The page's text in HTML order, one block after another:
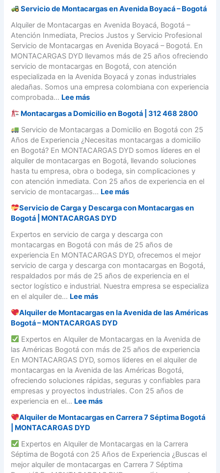
d
o
m
p
a
r
o
a
a
r
a
u
p
o
e
c
t
o
e
n
o
a
g
a
s
e
n
B
o
o
á
?
G
u
í
a
a
a
s
o
M
o
n
t
a
c
a
r
s
n
A
v
e
n
i
d
a
6
,
B
o
g
o
t
á
–
¡
s
t
a
m
o
s
C
e
r
a
y
L
S
e
v
i
c
i
o
d
m
o
n
t
a
c
a
r
a
s
n
l
a
A
v
e
n
i
d
C
a
l
l
e
1
3
|
B
g
o
t
Servicio de Montacargas en Avenida Boyacá – Bogotá
Alquiler de Montacargas en Avenida Boyacá, Bogotá –
Atención Inmediata, Precios Justos y Servicio Profesional
Servicio de Montacargas en Avenida Boyacá – Bogotá. En
MONTACARGAS DYD llevamos más de 25 años ofreciendo
servicio de montacargas en Bogotá, con atención
especializada en la Avenida Boyacá y zonas industriales
aledañas. Somos una empresa colombiana con experiencia
comprobada... Lee más:
S
e
r
v
i
c
o
e
M
o
n
t
a
c
a
r
a
s
e
n
A
v
e
n
i
d
a
B
y
a
c
Montacargas a Domicilio en Bogotá | 312 468 2800
Servicio de Montacargas a Domicilio en Bogotá con 25
Años de Experiencia ¿Necesitas montacargas a domicilio
en Bogotá? En MONTACARGAS DYD somos líderes en el
alquiler de montacargas en Bogotá, llevando soluciones
hasta tu empresa, obra o bodega, sin complicaciones y
con atención inmediata. Con 25 años de experiencia en el
servicio de montacargas... Lee más:
M
n
t
a
c
a
r
s
D
o
m
i
c
i
o
B
o
g
Servicio de Carga y Descarga con Montacargas en
Bogotá | MONTACARGAS DYD
Expertos en servicio de carga y descarga con
montacargas en Bogotá con más de 25 años de
experiencia En MONTACARGAS DYD, ofrecemos el mejor
servicio de carga y descarga con montacargas en Bogotá,
respaldados por más de 25 años de experiencia en el
sector logístico e industrial. Nuestra empresa se especializa
en el alquiler de... Lee más:
S
e
r
v
i
c
i
o
d
C
r
g
a
Alquiler de Montacargas en la Avenida de las Américas
Bogotá – MONTACARGAS DYD
Expertos en Alquiler de Montacargas en la Avenida de
las Américas Bogotá con más de 25 años de experiencia
En MONTACARGAS DYD, somos líderes en el alquiler de
montacargas en la Avenida de las Américas Bogotá,
ofreciendo soluciones rápidas, seguras y confiables para
empresas y proyectos industriales. Con 25 años de
experiencia en el... Lee más:
A
q
u
i
Alquiler de Montacargas en Carrera 7 Séptima Bogotá
| MONTACARGAS DYD
Expertos en Alquiler de Montacargas en la Carrera
Séptima de Bogotá con 25 Años de Experiencia ¿Buscas el
mejor alquiler de montacargas en Carrera 7 Séptima